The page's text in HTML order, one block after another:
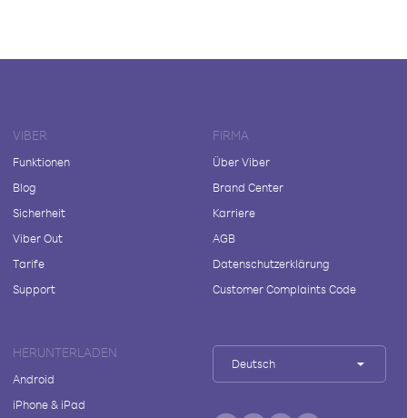
VIBER
Funktionen
Blog
Sicherheit
Viber Out
Tarife
Support
FIRMA
Über Viber
Brand Center
Karriere
AGB
Datenschutzerklärung
Customer Complaints Code
HERUNTERLADEN
Android
iPhone & iPad
Deutsch